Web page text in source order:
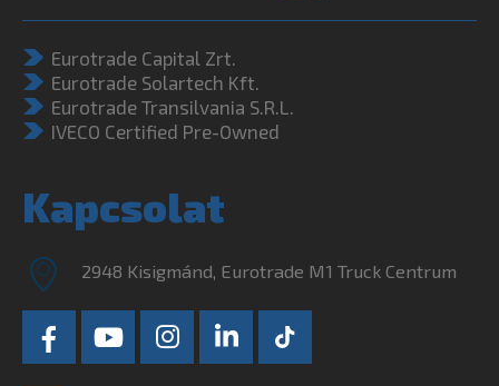
Eurotrade Capital Zrt.
Eurotrade Solartech Kft.
Eurotrade Transilvania S.R.L.
IVECO Certified Pre-Owned
Kapcsolat
2948 Kisigmánd, Eurotrade M1 Truck Centrum